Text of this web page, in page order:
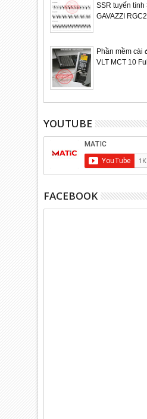
SSR tuyến tính
GAVAZZI
Phần mềm cài
VLT MCT 10
YOUTUBE
FACEBOOK